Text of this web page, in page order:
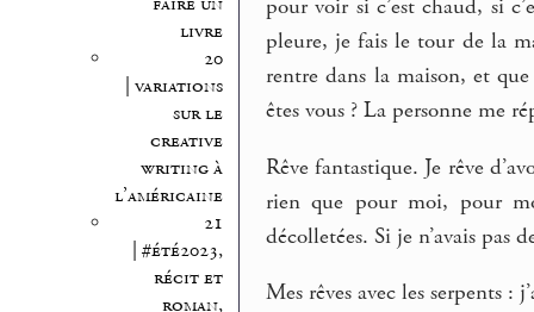
livre
20
| variations
sur le
creative
writing à
l’américaine
21
| #été2023,
récit et
roman,
pour voir si c’est chaud, si
pleure, je fais le tour de la
rentre dans la maison, et
êtes vous ? La personne me
Rêve fantastique. Je rêve
rien que pour moi, pour
décolletées. Si je n’avais pas
Mes rêves avec les serpents :